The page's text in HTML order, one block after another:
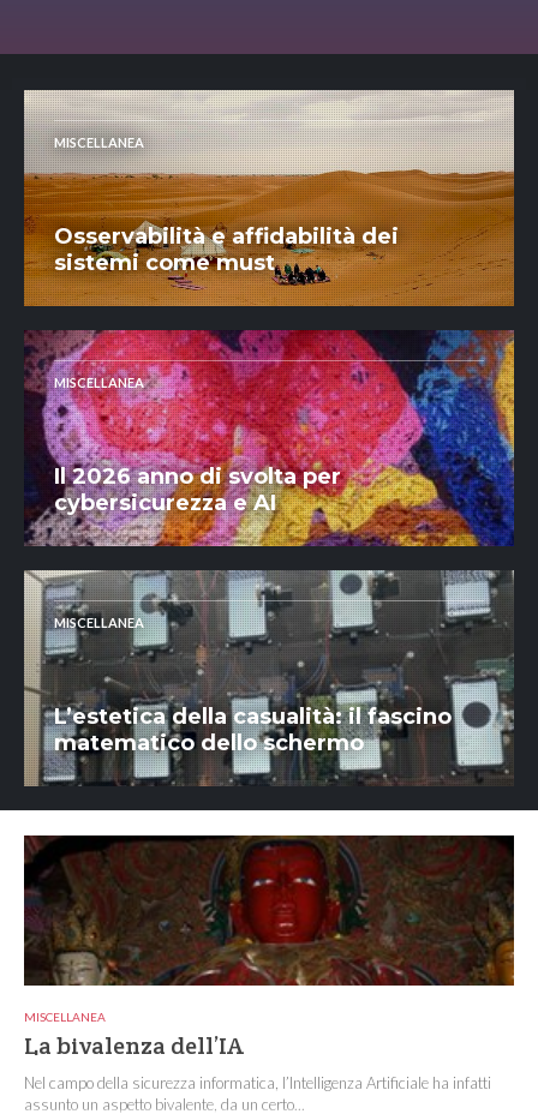
MISCELLANEA
Osservabilità e affidabilità dei
sistemi come must
MISCELLANEA
Il 2026 anno di svolta per
cybersicurezza e AI
MISCELLANEA
L’estetica della casualità: il fascino
matematico dello schermo
MISCELLANEA
La bivalenza dell’IA
Nel campo della sicurezza informatica, l’Intelligenza Artificiale ha infatti
assunto un aspetto bivalente, da un certo...